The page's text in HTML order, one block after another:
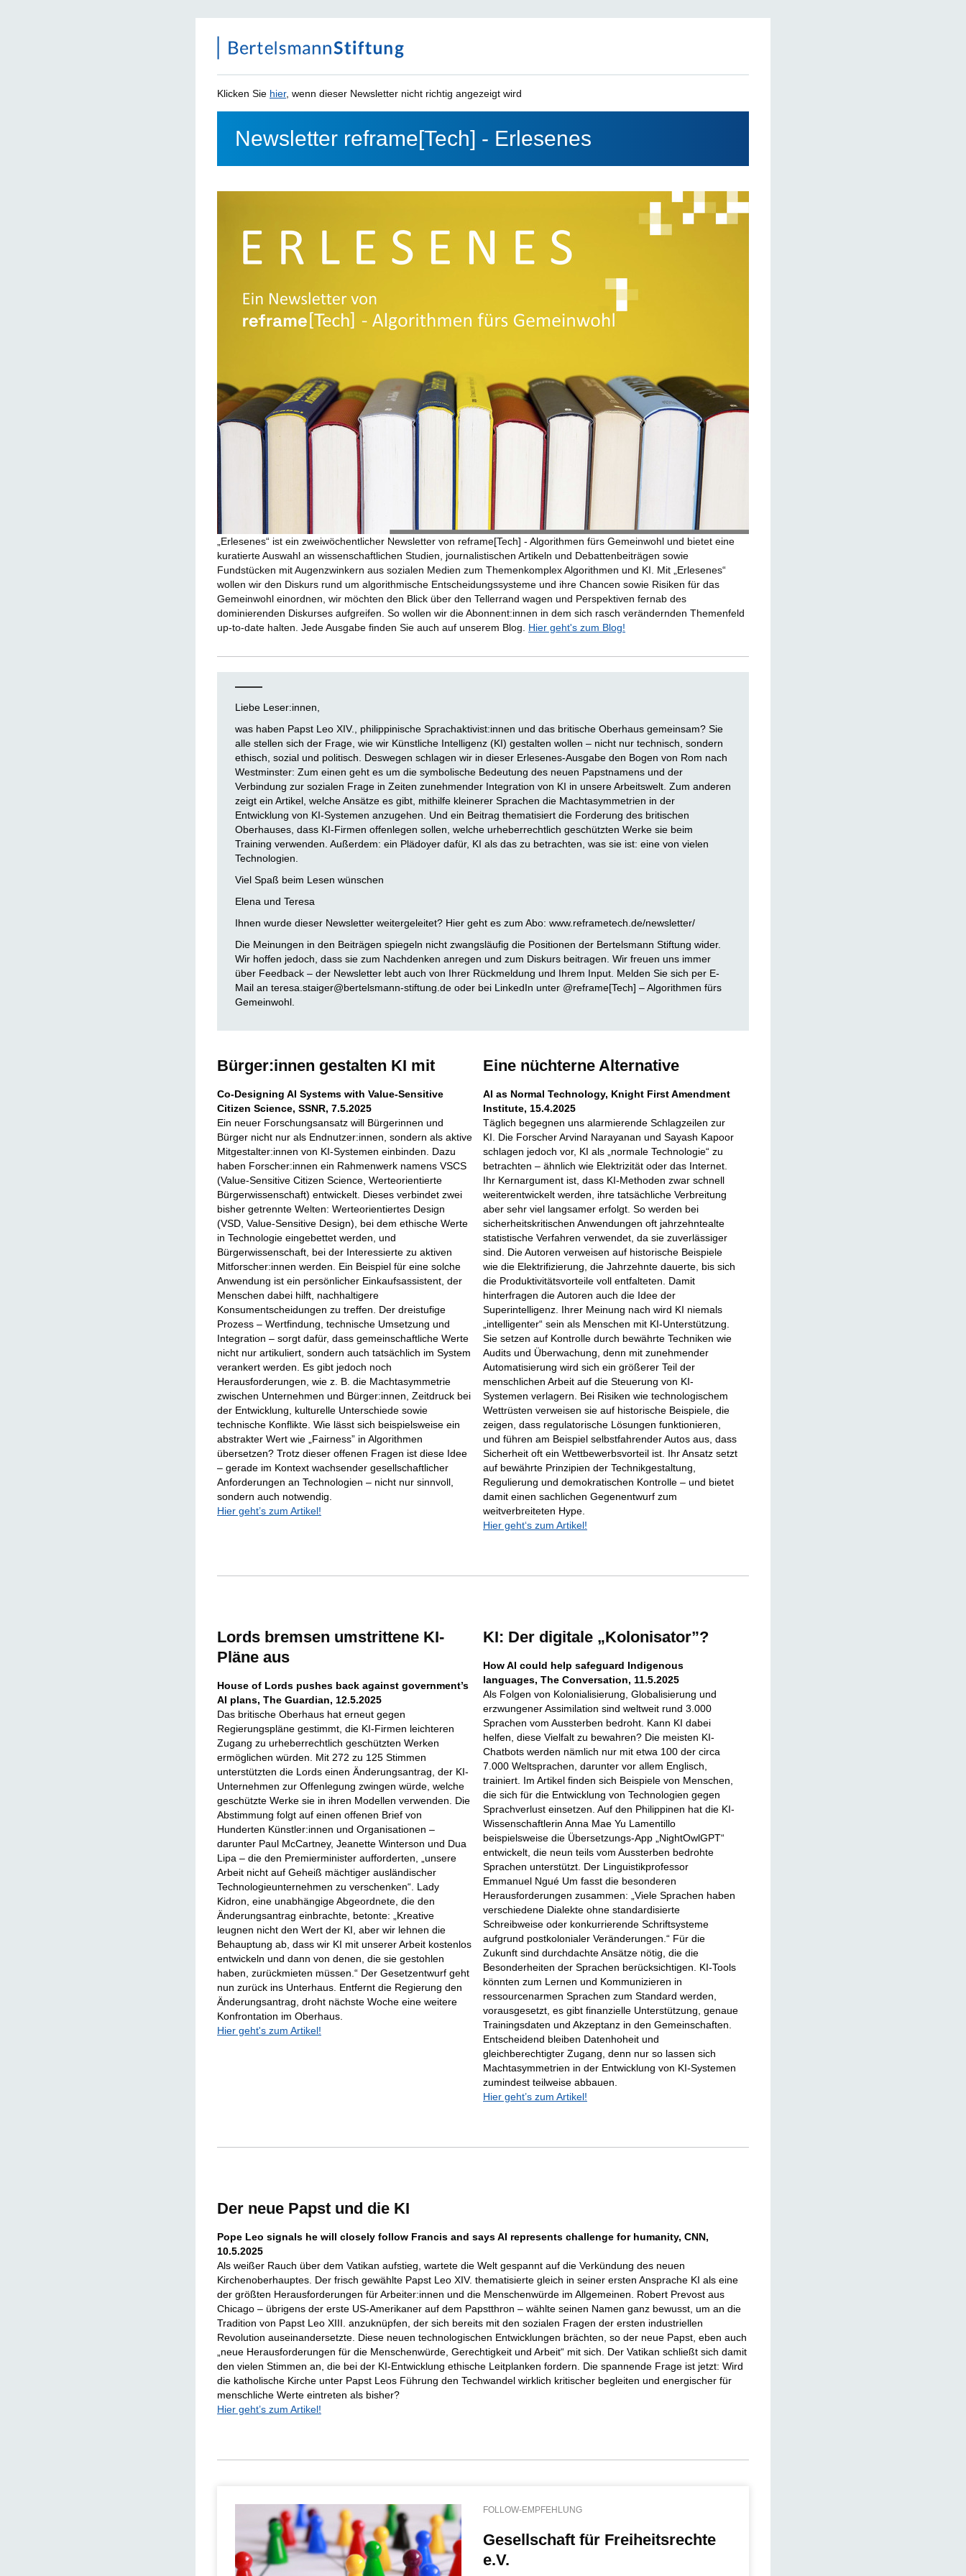
Klicken Sie hier, wenn dieser Newsletter nicht richtig angezeigt wird
Newsletter reframe[Tech] - Erlesenes
„Erlesenes“ ist ein zweiwöchentlicher Newsletter von reframe[Tech] - Algorithmen fürs Gemeinwohl und bietet eine
kuratierte Auswahl an wissenschaftlichen Studien, journalistischen Artikeln und Debattenbeiträgen sowie
Fundstücken mit Augenzwinkern aus sozialen Medien zum Themenkomplex Algorithmen und KI. Mit „Erlesenes“
wollen wir den Diskurs rund um algorithmische Entscheidungssysteme und ihre Chancen sowie Risiken für das
Gemeinwohl einordnen, wir möchten den Blick über den Tellerrand wagen und Perspektiven fernab des
dominierenden Diskurses aufgreifen. So wollen wir die Abonnent:innen in dem sich rasch verändernden Themenfeld
up-to-date halten. Jede Ausgabe finden Sie auch auf unserem Blog. Hier geht's zum Blog!
Liebe Leser:innen,
was haben Papst Leo XIV., philippinische Sprachaktivist:innen und das britische Oberhaus gemeinsam? Sie
alle stellen sich der Frage, wie wir Künstliche Intelligenz (KI) gestalten wollen – nicht nur technisch, sondern
ethisch, sozial und politisch. Deswegen schlagen wir in dieser Erlesenes-Ausgabe den Bogen von Rom nach
Westminster: Zum einen geht es um die symbolische Bedeutung des neuen Papstnamens und der
Verbindung zur sozialen Frage in Zeiten zunehmender Integration von KI in unsere Arbeitswelt. Zum anderen
zeigt ein Artikel, welche Ansätze es gibt, mithilfe kleinerer Sprachen die Machtasymmetrien in der
Entwicklung von KI-Systemen anzugehen. Und ein Beitrag thematisiert die Forderung des britischen
Oberhauses, dass KI-Firmen offenlegen sollen, welche urheberrechtlich geschützten Werke sie beim
Training verwenden. Außerdem: ein Plädoyer dafür, KI als das zu betrachten, was sie ist: eine von vielen
Technologien.
Viel Spaß beim Lesen wünschen
Elena und Teresa
Ihnen wurde dieser Newsletter weitergeleitet? Hier geht es zum Abo: www.reframetech.de/newsletter/
Die Meinungen in den Beiträgen spiegeln nicht zwangsläufig die Positionen der Bertelsmann Stiftung wider.
Wir hoffen jedoch, dass sie zum Nachdenken anregen und zum Diskurs beitragen. Wir freuen uns immer
über Feedback – der Newsletter lebt auch von Ihrer Rückmeldung und Ihrem Input. Melden Sie sich per E-
Mail an teresa.staiger@bertelsmann-stiftung.de oder bei LinkedIn unter @reframe[Tech] – Algorithmen fürs
Gemeinwohl.
Bürger:innen gestalten KI mit
Co-Designing AI Systems with Value-Sensitive
Citizen Science, SSNR, 7.5.2025
Ein neuer Forschungsansatz will Bürgerinnen und
Bürger nicht nur als Endnutzer:innen, sondern als aktive
Mitgestalter:innen von KI-Systemen einbinden. Dazu
haben Forscher:innen ein Rahmenwerk namens VSCS
(Value-Sensitive Citizen Science, Werteorientierte
Bürgerwissenschaft) entwickelt. Dieses verbindet zwei
bisher getrennte Welten: Werteorientiertes Design
(VSD, Value-Sensitive Design), bei dem ethische Werte
in Technologie eingebettet werden, und
Bürgerwissenschaft, bei der Interessierte zu aktiven
Mitforscher:innen werden. Ein Beispiel für eine solche
Anwendung ist ein persönlicher Einkaufsassistent, der
Menschen dabei hilft, nachhaltigere
Konsumentscheidungen zu treffen. Der dreistufige
Prozess – Wertfindung, technische Umsetzung und
Integration – sorgt dafür, dass gemeinschaftliche Werte
nicht nur artikuliert, sondern auch tatsächlich im System
verankert werden. Es gibt jedoch noch
Herausforderungen, wie z. B. die Machtasymmetrie
zwischen Unternehmen und Bürger:innen, Zeitdruck bei
der Entwicklung, kulturelle Unterschiede sowie
technische Konflikte. Wie lässt sich beispielsweise ein
abstrakter Wert wie „Fairness” in Algorithmen
übersetzen? Trotz dieser offenen Fragen ist diese Idee
– gerade im Kontext wachsender gesellschaftlicher
Anforderungen an Technologien – nicht nur sinnvoll,
sondern auch notwendig.
Hier geht’s zum Artikel!
Eine nüchterne Alternative
AI as Normal Technology, Knight First Amendment
Institute, 15.4.2025
Täglich begegnen uns alarmierende Schlagzeilen zur
KI. Die Forscher Arvind Narayanan und Sayash Kapoor
schlagen jedoch vor, KI als „normale Technologie“ zu
betrachten – ähnlich wie Elektrizität oder das Internet.
Ihr Kernargument ist, dass KI-Methoden zwar schnell
weiterentwickelt werden, ihre tatsächliche Verbreitung
aber sehr viel langsamer erfolgt. So werden bei
sicherheitskritischen Anwendungen oft jahrzehntealte
statistische Verfahren verwendet, da sie zuverlässiger
sind. Die Autoren verweisen auf historische Beispiele
wie die Elektrifizierung, die Jahrzehnte dauerte, bis sich
die Produktivitätsvorteile voll entfalteten. Damit
hinterfragen die Autoren auch die Idee der
Superintelligenz. Ihrer Meinung nach wird KI niemals
„intelligenter“ sein als Menschen mit KI-Unterstützung.
Sie setzen auf Kontrolle durch bewährte Techniken wie
Audits und Überwachung, denn mit zunehmender
Automatisierung wird sich ein größerer Teil der
menschlichen Arbeit auf die Steuerung von KI-
Systemen verlagern. Bei Risiken wie technologischem
Wettrüsten verweisen sie auf historische Beispiele, die
zeigen, dass regulatorische Lösungen funktionieren,
und führen am Beispiel selbstfahrender Autos aus, dass
Sicherheit oft ein Wettbewerbsvorteil ist. Ihr Ansatz setzt
auf bewährte Prinzipien der Technikgestaltung,
Regulierung und demokratischen Kontrolle – und bietet
damit einen sachlichen Gegenentwurf zum
weitverbreiteten Hype.
Hier geht‘s zum Artikel!
Lords bremsen umstrittene KI-
Pläne aus
House of Lords pushes back against government’s
AI plans, The Guardian, 12.5.2025
Das britische Oberhaus hat erneut gegen
Regierungspläne gestimmt, die KI-Firmen leichteren
Zugang zu urheberrechtlich geschützten Werken
ermöglichen würden. Mit 272 zu 125 Stimmen
unterstützten die Lords einen Änderungsantrag, der KI-
Unternehmen zur Offenlegung zwingen würde, welche
geschützte Werke sie in ihren Modellen verwenden. Die
Abstimmung folgt auf einen offenen Brief von
Hunderten Künstler:innen und Organisationen –
darunter Paul McCartney, Jeanette Winterson und Dua
Lipa – die den Premierminister aufforderten, „unsere
Arbeit nicht auf Geheiß mächtiger ausländischer
Technologieunternehmen zu verschenken“. Lady
Kidron, eine unabhängige Abgeordnete, die den
Änderungsantrag einbrachte, betonte: „Kreative
leugnen nicht den Wert der KI, aber wir lehnen die
Behauptung ab, dass wir KI mit unserer Arbeit kostenlos
entwickeln und dann von denen, die sie gestohlen
haben, zurückmieten müssen.“ Der Gesetzentwurf geht
nun zurück ins Unterhaus. Entfernt die Regierung den
Änderungsantrag, droht nächste Woche eine weitere
Konfrontation im Oberhaus.
Hier geht's zum Artikel!
KI: Der digitale „Kolonisator”?
How AI could help safeguard Indigenous
languages, The Conversation, 11.5.2025
Als Folgen von Kolonialisierung, Globalisierung und
erzwungener Assimilation sind weltweit rund 3.000
Sprachen vom Aussterben bedroht. Kann KI dabei
helfen, diese Vielfalt zu bewahren? Die meisten KI-
Chatbots werden nämlich nur mit etwa 100 der circa
7.000 Weltsprachen, darunter vor allem Englisch,
trainiert. Im Artikel finden sich Beispiele von Menschen,
die sich für die Entwicklung von Technologien gegen
Sprachverlust einsetzen. Auf den Philippinen hat die KI-
Wissenschaftlerin Anna Mae Yu Lamentillo
beispielsweise die Übersetzungs-App „NightOwlGPT“
entwickelt, die neun teils vom Aussterben bedrohte
Sprachen unterstützt. Der Linguistikprofessor
Emmanuel Ngué Um fasst die besonderen
Herausforderungen zusammen: „Viele Sprachen haben
verschiedene Dialekte ohne standardisierte
Schreibweise oder konkurrierende Schriftsysteme
aufgrund postkolonialer Veränderungen.“ Für die
Zukunft sind durchdachte Ansätze nötig, die die
Besonderheiten der Sprachen berücksichtigen. KI-Tools
könnten zum Lernen und Kommunizieren in
ressourcenarmen Sprachen zum Standard werden,
vorausgesetzt, es gibt finanzielle Unterstützung, genaue
Trainingsdaten und Akzeptanz in den Gemeinschaften.
Entscheidend bleiben Datenhoheit und
gleichberechtigter Zugang, denn nur so lassen sich
Machtasymmetrien in der Entwicklung von KI-Systemen
zumindest teilweise abbauen.
Hier geht’s zum Artikel!
Der neue Papst und die KI
Pope Leo signals he will closely follow Francis and says AI represents challenge for humanity, CNN,
10.5.2025
Als weißer Rauch über dem Vatikan aufstieg, wartete die Welt gespannt auf die Verkündung des neuen
Kirchenoberhauptes. Der frisch gewählte Papst Leo XIV. thematisierte gleich in seiner ersten Ansprache KI als eine
der größten Herausforderungen für Arbeiter:innen und die Menschenwürde im Allgemeinen. Robert Prevost aus
Chicago – übrigens der erste US-Amerikaner auf dem Papstthron – wählte seinen Namen ganz bewusst, um an die
Tradition von Papst Leo XIII. anzuknüpfen, der sich bereits mit den sozialen Fragen der ersten industriellen
Revolution auseinandersetzte. Diese neuen technologischen Entwicklungen brächten, so der neue Papst, eben auch
„neue Herausforderungen für die Menschenwürde, Gerechtigkeit und Arbeit“ mit sich. Der Vatikan schließt sich damit
den vielen Stimmen an, die bei der KI-Entwicklung ethische Leitplanken fordern. Die spannende Frage ist jetzt: Wird
die katholische Kirche unter Papst Leos Führung den Techwandel wirklich kritischer begleiten und energischer für
menschliche Werte eintreten als bisher?
Hier geht’s zum Artikel!
FOLLOW-EMPFEHLUNG
Gesellschaft für Freiheitsrechte
e.V.